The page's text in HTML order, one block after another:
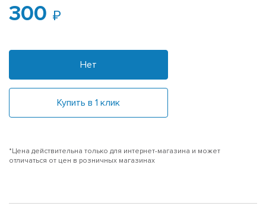
300
Нет
Купить в 1 клик
*Цена действительна только для интернет-магазина и может
отличаться от цен в розничных магазинах